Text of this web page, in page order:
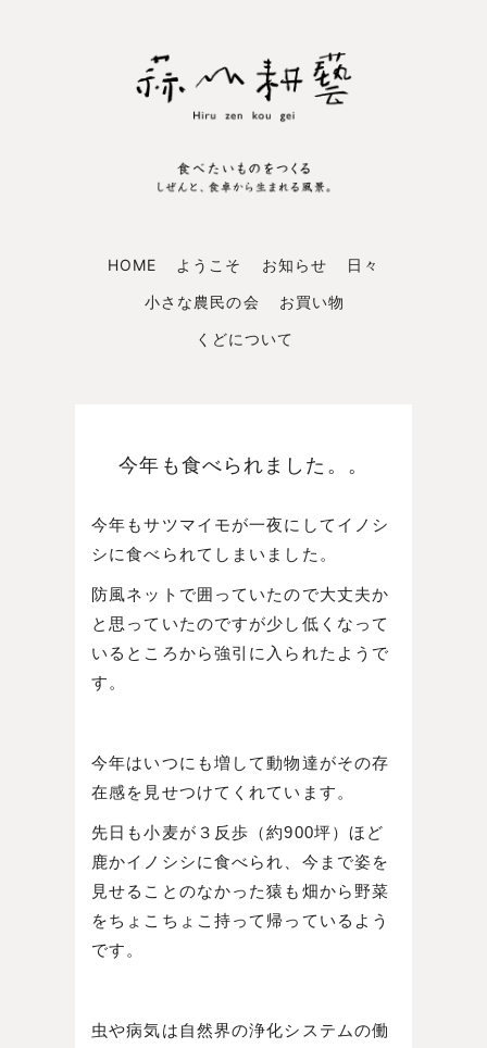
HOME ようこそ お知らせ
日々
小さな農民の会
お買い物
くどについて
今年も食べられました。。
今年もサツマイモが一夜にしてイノシ
シに食べられてしまいました。
防風ネットで囲っていたので大丈夫か
と思っていたのですが少し低くなって
いるところから強引に入られたようで
す。
今年はいつにも増して動物達がその存
在感を見せつけてくれています。
先日も小麦が３反歩（約900坪）ほど
鹿かイノシシに食べられ、今まで姿を
見せることのなかった猿も畑から野菜
をちょこちょこ持って帰っているよう
です。
虫や病気は自然界の浄化システムの働